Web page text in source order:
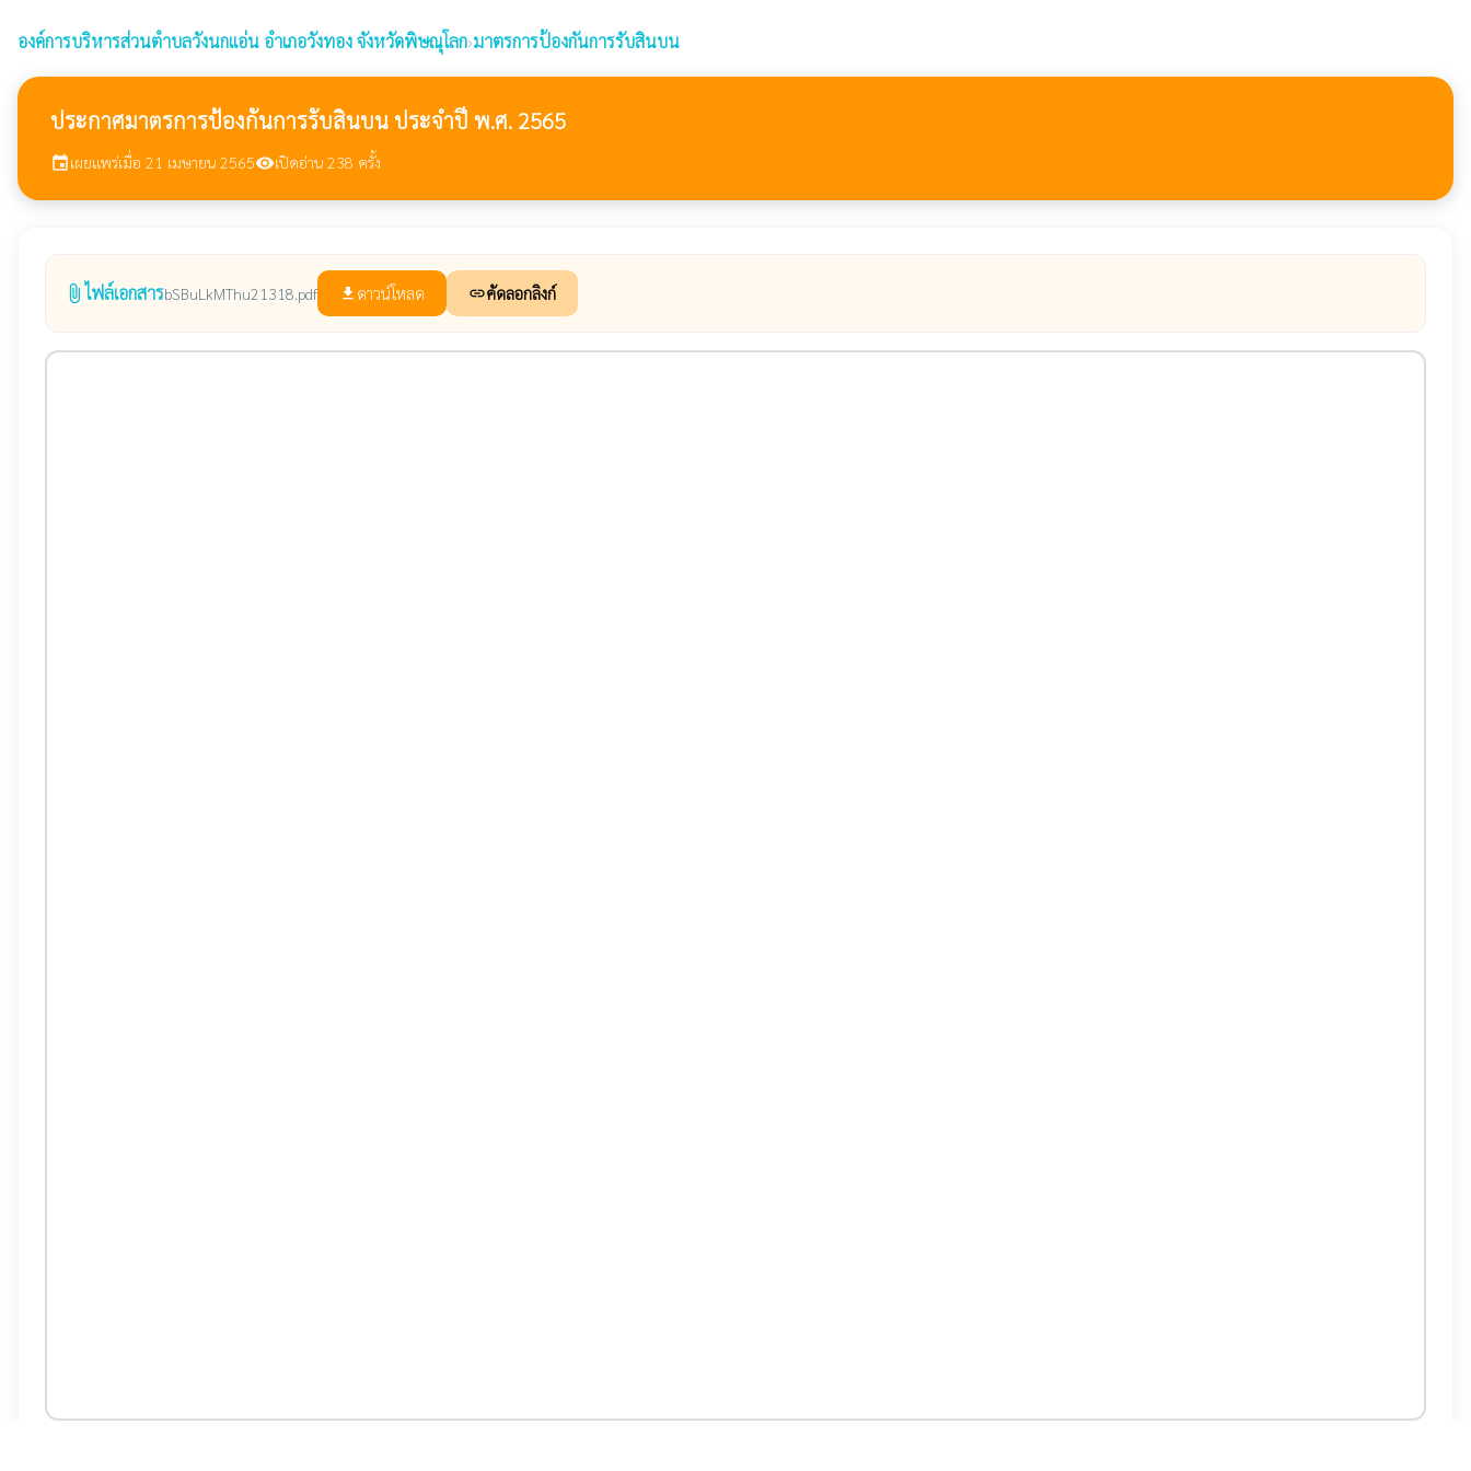
องค์การบริหารส่วนตำบลวังนกแอ่น อำเภอวังทอง จังหวัดพิษณุโลก›มาตรการป้องกันการรับสินบน
ประกาศมาตรการป้องกันการรับสินบน ประจำปี พ.ศ. 2565
eventเผยแพร่เมื่อ 21 เมษายน 2565visibilityเปิดอ่าน 238 ครั้ง
attach_file ไฟล์เอกสารbSBuLkMThu21318.pdf file_download ดาวน์โหลด linkคัดลอกลิงก์